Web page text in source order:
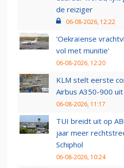
de reiziger
06-08-2026, 12:22
'Oekraïense
vol met munitie'
06-08-2026, 12:20
KLM stelt eerste
Airbus A350-900 uit
06-08-2026, 11:17
TUI breidt uit op
jaar meer
Schiphol
06-08-2026, 10:24